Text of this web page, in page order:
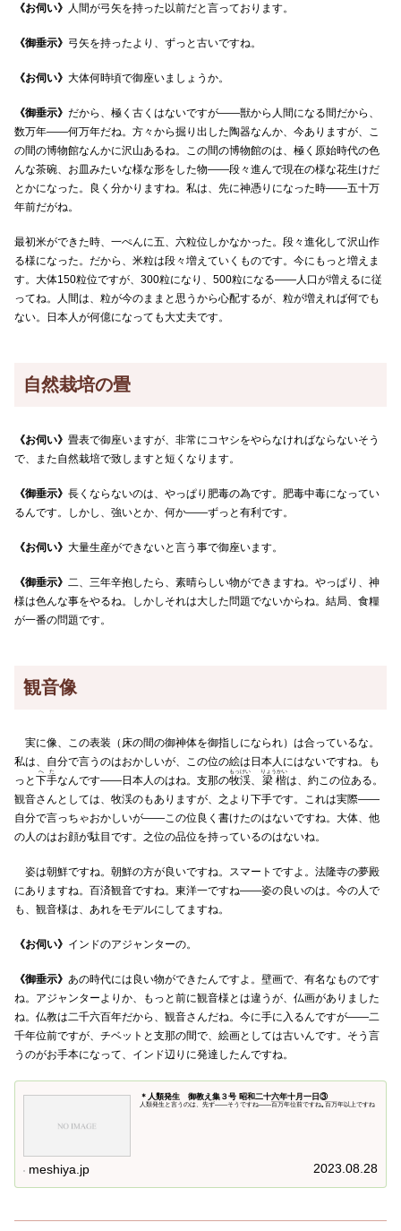
《お伺い》 人間が弓矢を持った以前だと言っております。
《御垂示》 弓矢を持ったより、ずっと古いですね。
《お伺い》 大体何時頃で御座いましょうか。
《御垂示》 だから、極く古くはないですが――獣から人間になる間だから、
数万年――何万年だね。方々から掘り出した陶器なんか、今ありますが、こ
の間の博物館なんかに沢山あるね。この間の博物館のは、極く原始時代の色
んな茶碗、お皿みたいな様な形をした物――段々進んで現在の様な花生けだ
とかになった。良く分かりますね。私は、先に神憑りになった時――五十万
年前だがね。
最初米ができた時、一ぺんに五、六粒位しかなかった。段々進化して沢山作
る様になった。だから、米粒は段々増えていくものです。今にもっと増えま
す。大体150粒位ですが、300粒になり、500粒になる――人口が増えるに従
ってね。人間は、粒が今のままと思うから心配するが、粒が増えれば何でも
ない。日本人が何億になっても大丈夫です。
自然栽培の畳
《お伺い》 畳表で御座いますが、非常にコヤシをやらなければならないそう
で、また自然栽培で致しますと短くなります。
《御垂示》 長くならないのは、やっぱり肥毒の為です。肥毒中毒になってい
るんです。しかし、強いとか、何か――ずっと有利です。
《お伺い》 大量生産ができないと言う事で御座います。
《御垂示》 二、三年辛抱したら、素晴らしい物ができますね。やっぱり、神
様は色んな事をやるね。しかしそれは大した問題でないからね。結局、食糧
が一番の問題です。
観音像
実に像、この表装（床の間の御神体を御指しになられ）は合っているな。
私は、自分で言うのはおかしいが、この位の絵は日本人にはないですね。も
っと下手
へた
なんです――日本人のはね。支那の牧渓
もっけい
、 梁楷
りょうかい
は、約この位ある。
観音さんとしては、牧渓のもありますが、之より下手です。これは実際――
自分で言っちゃおかしいが――この位良く書けたのはないですね。大体、他
の人のはお顔が駄目です。之位の品位を持っているのはないね。
姿は朝鮮ですね。朝鮮の方が良いですね。スマートですよ。法隆寺の夢殿
にありますね。百済観音ですね。東洋一ですね――姿の良いのは。今の人で
も、観音様は、あれをモデルにしてますね。
《お伺い》 インドのアジャンターの。
《御垂示》 あの時代には良い物ができたんですよ。壁画で、有名なものです
ね。アジャンターよりか、もっと前に観音様とは違うが、仏画がありました
ね。仏教は二千六百年だから、観音さんだね。今に手に入るんですが――二
千年位前ですが、チベットと支那の間で、絵画としては古いんです。そう言
うのがお手本になって、インド辺りに発達したんですね。
＊人類発生 御教え集３号 昭和二十六年十月一日③
人類発生と言うのは、先ず――そうですね――百万年位前ですね｡百万年以上ですね
meshiya.jp 2023.08.28